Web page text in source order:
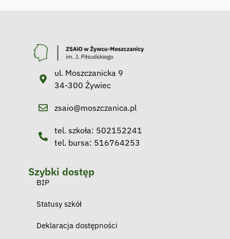
ul. Moszczanicka 9
34-300 Żywiec
zsaio@moszczanica.pl
tel. szkoła: 502152241
tel. bursa: 516764253
Szybki dostęp
BIP
Statusy szkół
Deklaracja dostępności